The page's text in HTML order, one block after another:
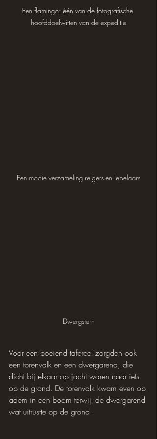
Een flamingo: één van de fotografische
hoofddoelwitten van de expeditie
Een mooie verzameling reigers en lepelaars
Dwergstern
Voor een boeiend tafereel zorgden ook
een torenvalk en een dwergarend, die
dicht bij elkaar op jacht waren naar iets
op de grond. De torenvalk kwam even op
adem in een boom terwijl de dwergarend
wat uitrustte op de grond.